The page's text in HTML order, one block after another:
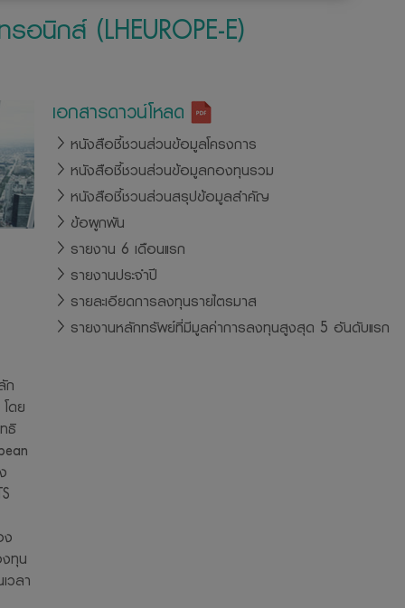
นิกส์ (LHEUROPE-E)
ก
ดย
ธิ
ง
ทุน
วลา
เอกสารดาวน์โหลด
หนังสือชี้ชวนส่วนข้อมูลโครงการ
หนังสือชี้ชวนส่วนข้อมูลกองทุนรวม
หนังสือชี้ชวนส่วนสรุปข้อมูลสำคัญ
ข้อผูกพัน
รายงาน 6 เดือนแรก
รายงานประจำปี
รายละเอียดการลงทุนรายไตรมาส
รายงานหลักทรัพย์ที่มีมูลค่าการลงทุนสูงสุด 5 อันดับแรก
ดทำขึ้นตามมาตรฐานการวัดผลการดำเนินงานของ
อกเสียง และดำเนินการใช้สิทธิออกเสียงได้โดยวิธีที่
ยลงทุนเป็นบุคคลที่ ได้รับความเห็นชอบจากสำนักงานคณะ
องบุคคลดังกล่าวที่สำนักงานคณะกรรมการ ก.ล.ต. ออก
กทรัพย์เพื่อตนเองได้โดยจะ ต้องปฏิบัติตมจรรยาบรรณ
หนด และจะต้องเปิดเผยการลงทุนดังกล่าวให้บริษัทจัดการ
แลการซื้อขายหลักทรัพย์ของพนักงานได้
ที่ปรากฏบนเว็บไซด์นี้ โดยห้ามมิให้ผู้ใดเผยแพร่ ทำซ้ำ
งหมดหรือบางส่วน หรือใช้วิธีการใดก็ตามเว้นแต่จะได้รับ
เจ้าหน้าที่ของบริษัทจัดการ ขอสงวนสิทธิ์ที่จะไม่รับผิดชอบ
เปลี่ยนแปลงข้อมูลใดๆ ใน website แห่งนี้ โดยไม่จำเป็น
มูลส่วนบุคคลของท่าน จะมุ่งมั่นรักษาความเป็นส่วนตัว
นอย่างดี เพื่อให้มั่นใจได้ว่าข้อมูลดังกล่าวจะถูกเก็บ
าย ท่านสามารถอ่านนโยบายคุ้มครองข้อมูลส่วนบุคคล
PrivacyNotice